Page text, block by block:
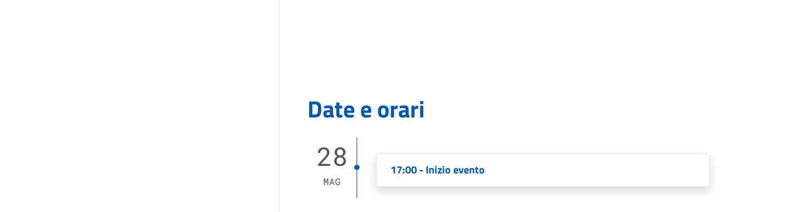
Date e orari
28
MAG
17:00 - Inizio evento